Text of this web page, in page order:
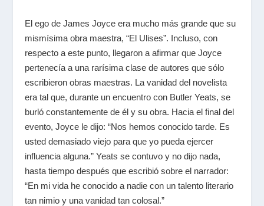
El ego de James Joyce era mucho más grande que su
mismísima obra maestra, “El Ulises”. Incluso, con
respecto a este punto, llegaron a afirmar que Joyce
pertenecía a una rarísima clase de autores que sólo
escribieron obras maestras. La vanidad del novelista
era tal que, durante un encuentro con Butler Yeats, se
burló constantemente de él y su obra. Hacia el final del
evento, Joyce le dijo: “Nos hemos conocido tarde. Es
usted demasiado viejo para que yo pueda ejercer
influencia alguna.” Yeats se contuvo y no dijo nada,
hasta tiempo después que escribió sobre el narrador:
“En mi vida he conocido a nadie con un talento literario
tan nimio y una vanidad tan colosal.”